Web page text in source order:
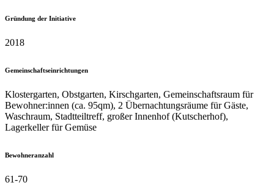
Gründung der Initiative
2018
Gemeinschafts­einrichtungen
Klostergarten, Obstgarten, Kirschgarten, Gemeinschaftsraum für
Bewohner:innen (ca. 95qm), 2 Übernachtungsräume für Gäste,
Waschraum, Stadtteiltreff, großer Innenhof (Kutscherhof),
Lagerkeller für Gemüse
Bewohneranzahl
61-70